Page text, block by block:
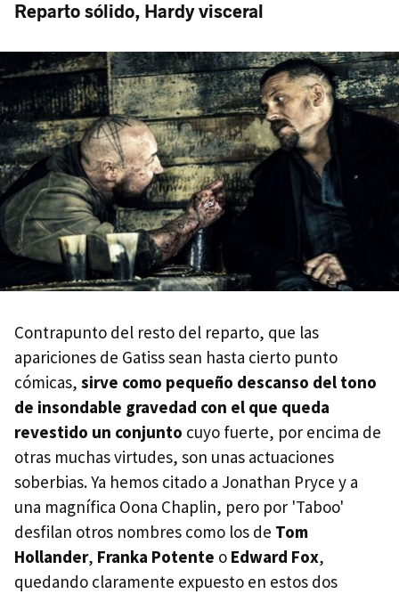
Reparto sólido, Hardy visceral
Contrapunto del resto del reparto, que las
apariciones de Gatiss sean hasta cierto punto
cómicas, sirve como pequeño descanso del tono
de insondable gravedad con el que queda
revestido un conjunto cuyo fuerte, por encima de
otras muchas virtudes, son unas actuaciones
soberbias. Ya hemos citado a Jonathan Pryce y a
una magnífica Oona Chaplin, pero por 'Taboo'
desfilan otros nombres como los de Tom
Hollander, Franka Potente o Edward Fox,
quedando claramente expuesto en estos dos